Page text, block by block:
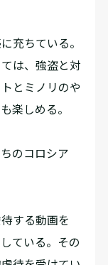
充ちている。
は、強盗と対
とミノリのや
楽しめる。
のコロシア
する動画を
ている。その